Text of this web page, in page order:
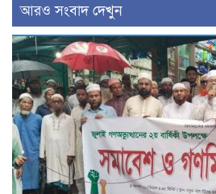
আরও সংবাদ দেখুন